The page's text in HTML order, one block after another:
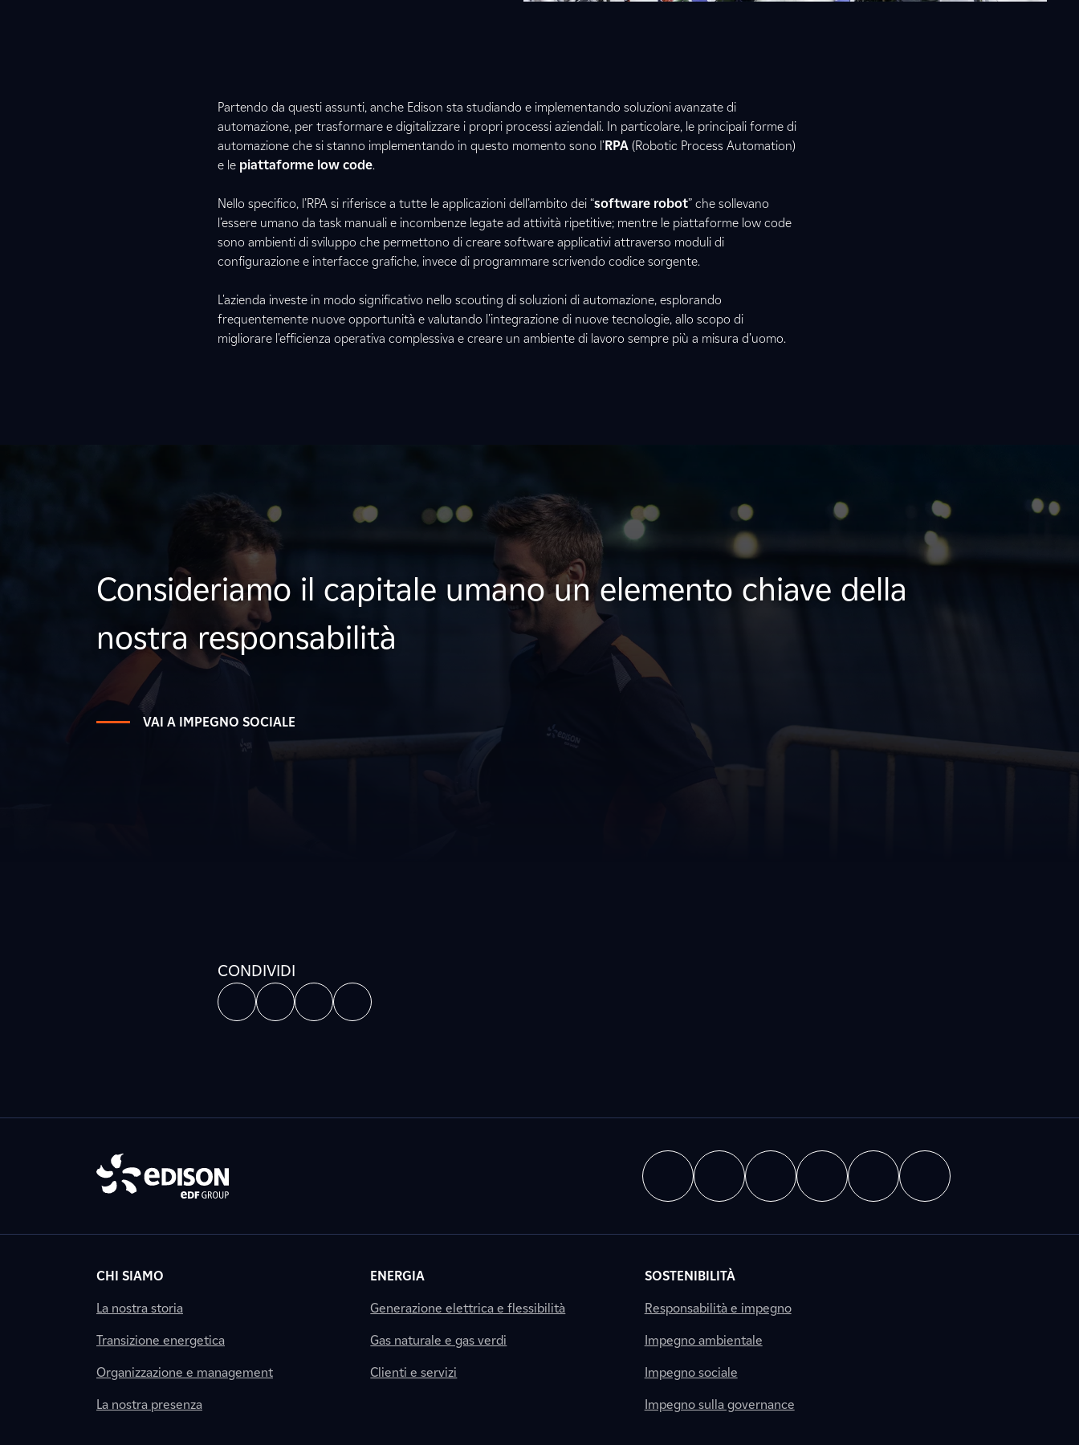
Partendo da questi assunti, anche Edison sta studiando e implementando soluzioni avanzate di
automazione, per trasformare e digitalizzare i propri processi aziendali. In particolare, le principali forme di
automazione che si stanno implementando in questo momento sono l’RPA(Robotic Process Automation)
e le piattaforme low code.
Nello specifico, l’RPA si riferisce a tutte le applicazioni dell’ambito dei “software robot” che sollevano
l’essere umano da task manuali e incombenze legate ad attività ripetitive; mentre le piattaforme low code
sono ambienti di sviluppo che permettono di creare software applicativi attraverso moduli di
configurazione e interfacce grafiche, invece di programmare scrivendo codice sorgente.
L'azienda investe in modo significativo nello scouting di soluzioni di automazione, esplorando
frequentemente nuove opportunità e valutando l'integrazione di nuove tecnologie, allo scopo di
migliorare l'efficienza operativa complessiva e creare un ambiente di lavoro sempre più a misura d’uomo.
Consideriamo il capitale umano un elemento chiave della
nostra responsabilità
VAI A IMPEGNO SOCIALE
CONDIVIDI
CHI SIAMO
La nostra storia
Transizione energetica
Organizzazione e management
La nostra presenza
ENERGIA
Generazione elettrica e flessibilità
Gas naturale e gas verdi
Clienti e servizi
SOSTENIBILITÀ
Responsabilità e impegno
Impegno ambientale
Impegno sociale
Impegno sulla governance